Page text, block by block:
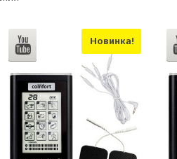
Новинка!